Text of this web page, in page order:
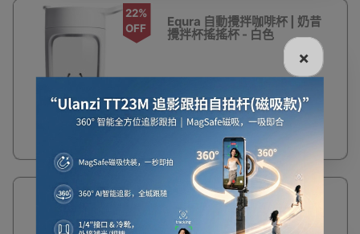
22%
OFF
Equra 自動攪拌咖啡杯 | 奶昔
攪拌杯搖搖杯 - 白色
$138 $178
9%
EQURA 帶茶隔隨行咖啡杯 -
280ml藍色 | 不銹鋼大容量保
溫水杯 | 送吸管
×